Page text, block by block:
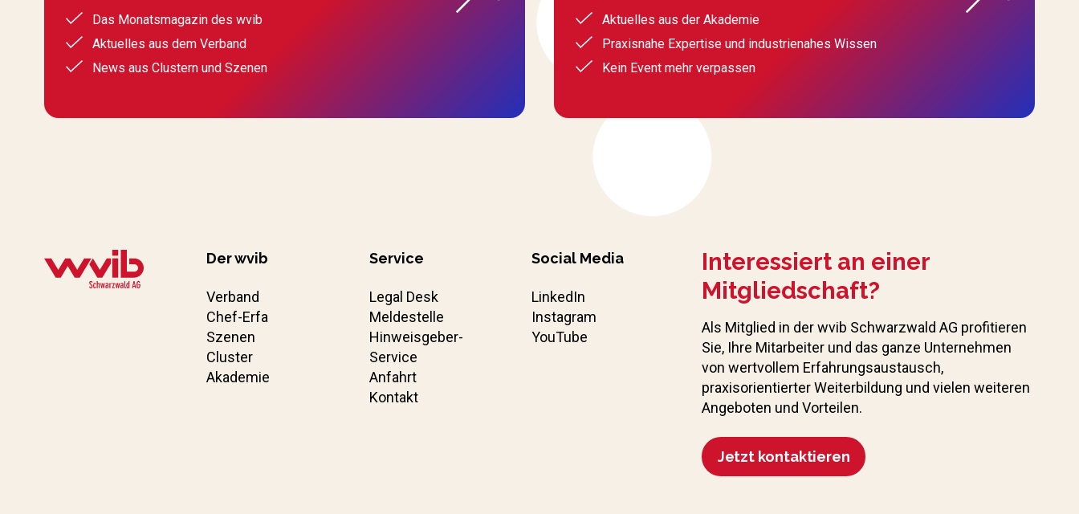
Das Monatsmagazin des wvib
Aktuelles aus dem Verband
News aus Clustern und Szenen
Aktuelles aus der Akademie
Praxisnahe Expertise und industrienahes Wissen
Kein Event mehr verpassen
Der wvib
Verband
Chef-Erfa
Szenen
Cluster
Akademie
Service
Legal Desk
Meldestelle
Hinweisgeber-
Service
Anfahrt
Kontakt
Social Media
LinkedIn
Instagram
YouTube
Interessiert an einer
Mitgliedschaft?
Als Mitglied in der wvib Schwarzwald AG profitieren
Sie, Ihre Mitarbeiter und das ganze Unternehmen
von wertvollem Erfahrungs­austausch,
praxisorientierter Weiterbildung und vielen weiteren
Angeboten und Vorteilen.
Jetzt kontaktieren